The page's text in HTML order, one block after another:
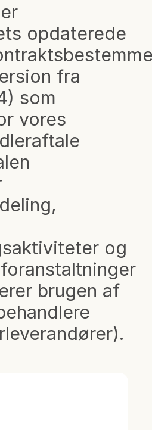
opdaterede
fra
som
vores
og
brugen af